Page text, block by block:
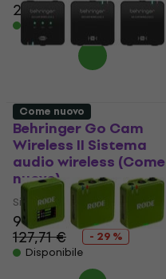
203 € 219 €
- 7 %
Disponibile
Behringer Go Cam
Wireless II Sistema
audio wireless (Come
nuovo)
Sistema audio wireless
90,40 €
127,71 €
- 29 %
Disponibile
Come nuovo